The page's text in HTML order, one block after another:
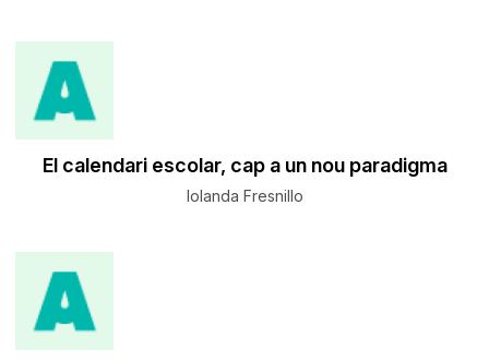
El calendari escolar, cap a un nou paradigma
Iolanda Fresnillo